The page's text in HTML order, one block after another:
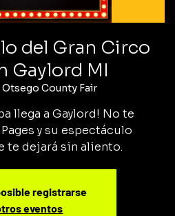
del Gran Circo
Gaylord MI
Otsego County Fair
llega a Gaylord! No te
y su espectáculo
te dejará sin aliento.
registrarse
eventos